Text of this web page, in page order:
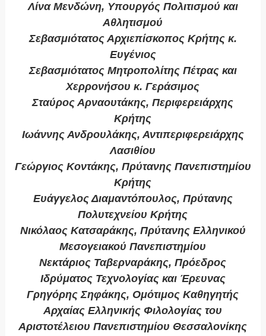
Λίνα Μενδώνη, Υπουργός Πολιτισμού και
Αθλητισμού
Σεβασμιότατος Αρχιεπίσκοπος Κρήτης κ.
Ευγένιος
Σεβασμιότατος Μητροπολίτης Πέτρας και
Χερρονήσου κ. Γεράσιμος
Σταύρος Αρναουτάκης, Περιφερειάρχης
Κρήτης
Ιωάννης Ανδρουλάκης, Αντιπεριφερειάρχης
Λασιθίου
Γεώργιος Κοντάκης, Πρύτανης Πανεπιστημίου
Κρήτης
Ευάγγελος Διαμαντόπουλος, Πρύτανης
Πολυτεχνείου Κρήτης
Νικόλαος Κατσαράκης, Πρύτανης Ελληνικού
Μεσογειακού Πανεπιστημίου
Νεκτάριος Ταβερναράκης, Πρόεδρος
Ιδρύματος Τεχνολογίας και Έρευνας
Γρηγόρης Σηφάκης, Ομότιμος Καθηγητής
Αρχαίας Ελληνικής Φιλολογίας του
Αριστοτέλειου Πανεπιστημίου Θεσσαλονίκης